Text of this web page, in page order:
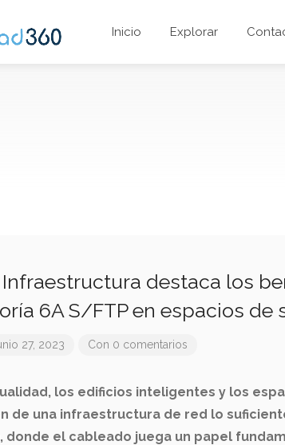
Inicio Explorar
destaca los
6A S/FTP en espacios de
27, 2023 Con 0 comentarios
los edificios inteligentes y los
de una infraestructura de red lo
donde el cableado juega un papel